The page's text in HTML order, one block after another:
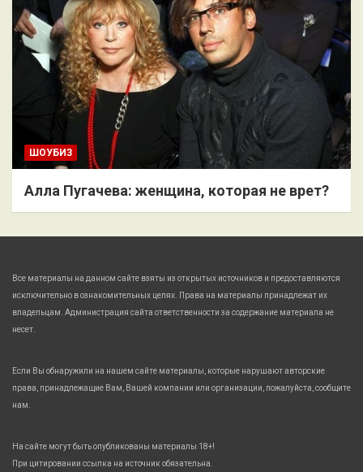
ШОУБИЗ
Алла Пугачева: женщина, которая не врет?
Все материалы на данном сайте взяты из открытых источников и предоставляются
исключительно в ознакомительных целях. Права на материалы принадлежат их
владельцам. Администрация сайта ответственности за содержание материала не
несет.
Если Вы обнаружили на нашем сайте материалы, которые нарушают авторские
права, принадлежащие Вам, Вашей компании или организации, пожалуйста, сообщите
нам.
На сайте могут быть опубликованы материалы 18+!
При цитировании ссылка на источник обязательна.